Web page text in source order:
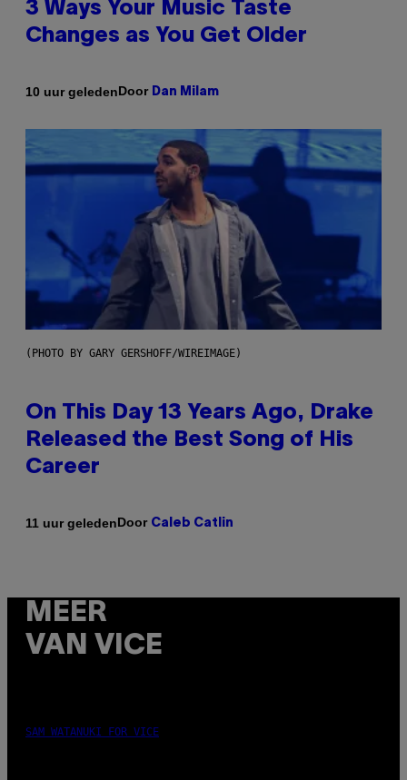
3 Ways Your Music Taste
Changes as You Get Older
10 uur geledenDoor Dan Milam
(PHOTO BY GARY GERSHOFF/WIREIMAGE)
On This Day 13 Years Ago, Drake
Released the Best Song of His
Career
11 uur geledenDoor Caleb Catlin
MEER
VAN VICE
SAM WATANUKI FOR VICE